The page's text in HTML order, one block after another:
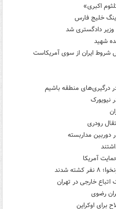
دادگستری شد
شهید
شروط ایران از سوی آمریکاست
درگیری‌های منطقه باشیم
نیویورک
رودری
آمریکا
شدند
خارجی در تهران
رضوی
اوکراین